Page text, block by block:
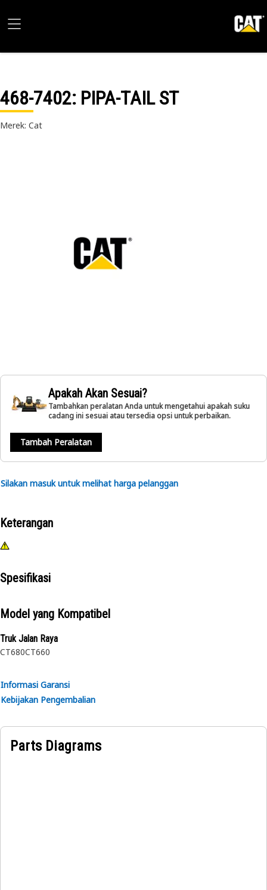
468-7402: PIPA-TAIL ST
Merek: Cat
Apakah Akan Sesuai?
Tambahkan peralatan Anda untuk mengetahui apakah suku
cadang ini sesuai atau tersedia opsi untuk perbaikan.
Tambah Peralatan
Silakan masuk untuk melihat harga pelanggan
Keterangan
Spesifikasi
Model yang Kompatibel
Truk Jalan Raya
CT680CT660
Informasi Garansi
Kebijakan Pengembalian
Parts Diagrams